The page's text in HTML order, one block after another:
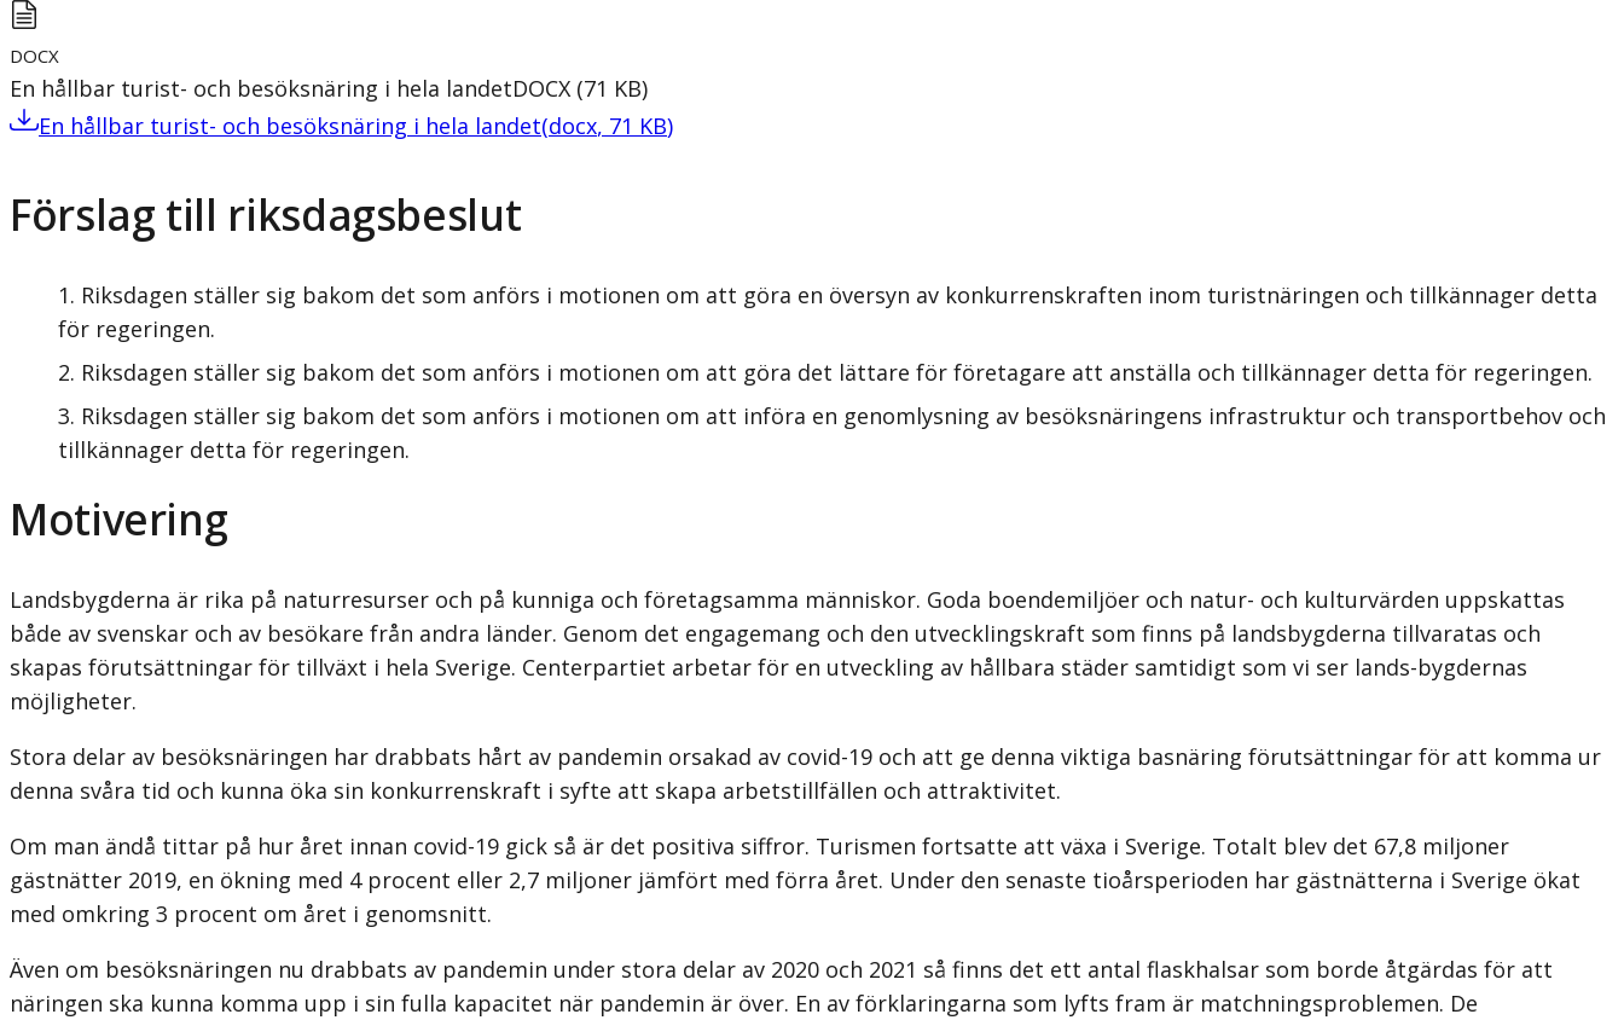
DOCX
En hållbar turist- och besöksnäring i hela landetDOCX (71 KB)
En hållbar turist- och besöksnäring i hela landet(docx, 71 KB)
Förslag till riksdagsbeslut
Riksdagen ställer sig bakom det som anförs i motionen om att göra en översyn av konkurrenskraften inom turistnäringen och tillkännager detta
för regeringen.
Riksdagen ställer sig bakom det som anförs i motionen om att göra det lättare för företagare att anställa och tillkännager detta för regeringen.
Riksdagen ställer sig bakom det som anförs i motionen om att införa en genomlysning av besöksnäringens infrastruktur och transportbehov och
tillkännager detta för regeringen.
Motivering
Landsbygderna är rika på naturresurser och på kunniga och företagsamma människor. Goda boendemiljöer och natur- och kulturvärden uppskattas
både av svenskar och av besökare från andra länder. Genom det engagemang och den utvecklingskraft som finns på landsbygderna tillvaratas och
skapas förutsättningar för tillväxt i hela Sverige. Centerpartiet arbetar för en utveckling av hållbara städer samtidigt som vi ser lands-bygdernas
möjligheter.
Stora delar av besöksnäringen har drabbats hårt av pandemin orsakad av covid-19 och att ge denna viktiga basnäring förutsättningar för att komma ur
denna svåra tid och kunna öka sin konkurrenskraft i syfte att skapa arbetstillfällen och attraktivitet.
Om man ändå tittar på hur året innan covid-19 gick så är det positiva siffror. Turismen fortsatte att växa i Sverige. Totalt blev det 67,8 miljoner
gästnätter 2019, en ökning med 4 procent eller 2,7 miljoner jämfört med förra året. Under den senaste tioårsperioden har gästnätterna i Sverige ökat
med omkring 3 procent om året i genomsnitt.
Även om besöksnäringen nu drabbats av pandemin under stora delar av 2020 och 2021 så finns det ett antal flaskhalsar som borde åtgärdas för att
näringen ska kunna komma upp i sin fulla kapacitet när pandemin är över. En av förklaringarna som lyfts fram är matchningsproblemen. De